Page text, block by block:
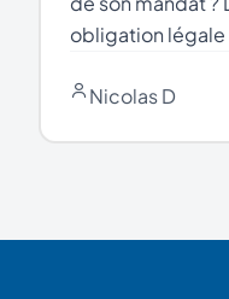
obligation légale
Nicolas D